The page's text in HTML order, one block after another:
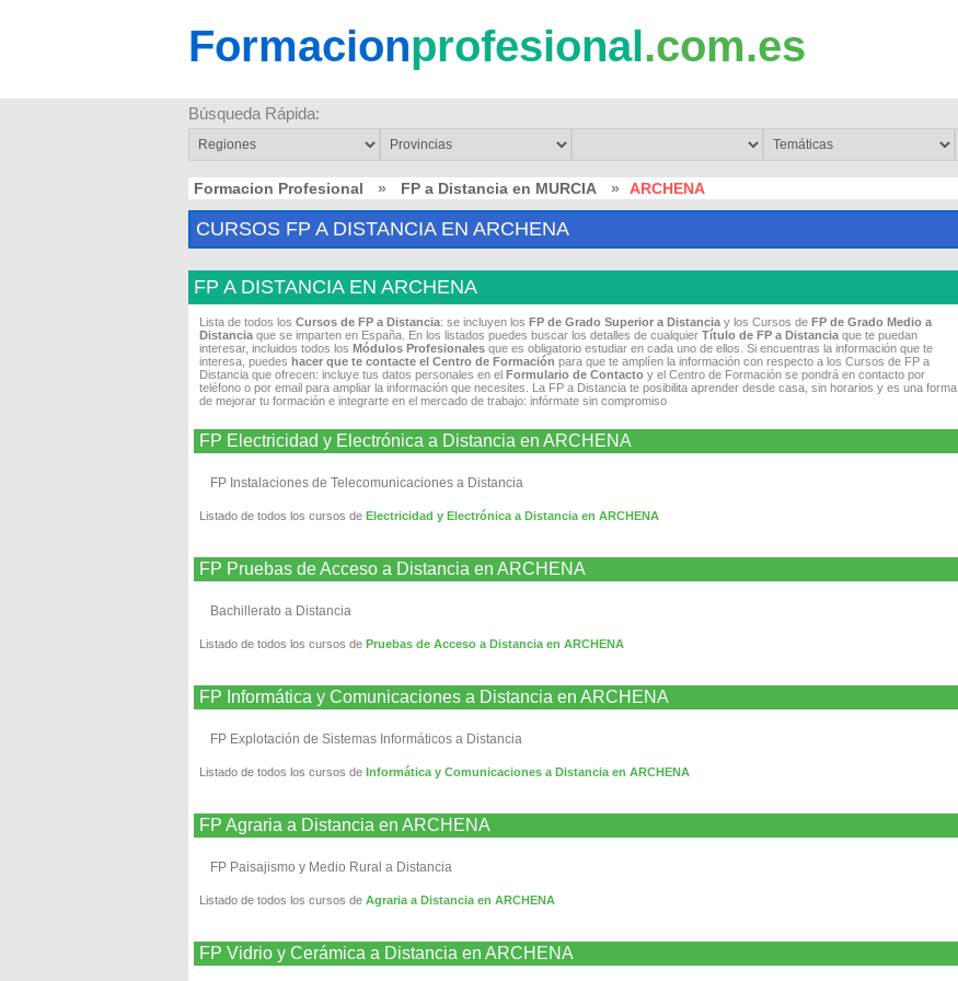
Formacionprofesional.com.es
Búsqueda Rápida:
Formacion Profesional » FP a Distancia en MURCIA » ARCHENA
CURSOS FP A DISTANCIA EN ARCHENA
FP A DISTANCIA EN ARCHENA
Lista de todos los Cursos de FP a Distancia: se incluyen los FP de Grado Superior a Distancia y los Cursos de FP de Grado Medio a
Distancia que se imparten en España. En los listados puedes buscar los detalles de cualquier Título de FP a Distancia que te puedan
interesar, incluidos todos los Módulos Profesionales que es obligatorio estudiar en cada uno de ellos. Si encuentras la información que te
interesa, puedes hacer que te contacte el Centro de Formación para que te amplíen la información con respecto a los Cursos de FP a
Distancia que ofrecen: incluye tus datos personales en el Formulario de Contacto y el Centro de Formación se pondrá en contacto por
teléfono o por email para ampliar la información que necesites. La FP a Distancia te posibilita aprender desde casa, sin horarios y es una forma
de mejorar tu formación e integrarte en el mercado de trabajo: infórmate sin compromiso
FP Electricidad y Electrónica a Distancia en ARCHENA
FP Instalaciones de Telecomunicaciones a Distancia
Listado de todos los cursos de Electricidad y Electrónica a Distancia en ARCHENA
FP Pruebas de Acceso a Distancia en ARCHENA
Bachillerato a Distancia
Listado de todos los cursos de Pruebas de Acceso a Distancia en ARCHENA
FP Informática y Comunicaciones a Distancia en ARCHENA
FP Explotación de Sistemas Informáticos a Distancia
Listado de todos los cursos de Informática y Comunicaciones a Distancia en ARCHENA
FP Agraria a Distancia en ARCHENA
FP Paisajismo y Medio Rural a Distancia
Listado de todos los cursos de Agraria a Distancia en ARCHENA
FP Vidrio y Cerámica a Distancia en ARCHENA